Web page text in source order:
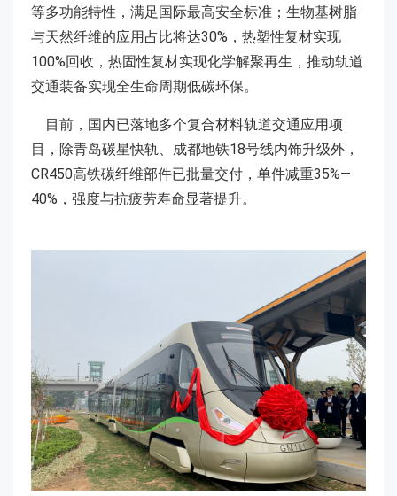
等多功能特性，满足国际最高安全标准；生物基树脂
与天然纤维的应用占比将达30%，热塑性复材实现
100%回收，热固性复材实现化学解聚再生，推动轨道
交通装备实现全生命周期低碳环保。
目前，国内已落地多个复合材料轨道交通应用项
目，除青岛碳星快轨、成都地铁18号线内饰升级外，
CR450高铁碳纤维部件已批量交付，单件减重35%—
40%，强度与抗疲劳寿命显著提升。